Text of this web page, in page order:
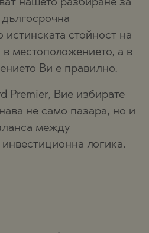
нашето разбиране за
истинската стойност на
местоположението, а в
Ви е правилно.
Premier, Вие избирате
не само пазара, но и
между
логика.